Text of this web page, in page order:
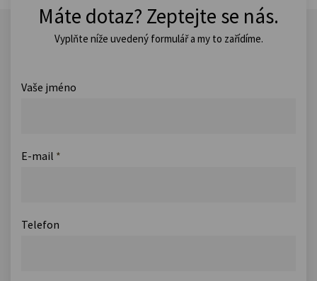
Máte dotaz? Zeptejte se nás.
Vyplňte níže uvedený formulář a my to zařídíme.
Vaše jméno
E-mail *
Telefon